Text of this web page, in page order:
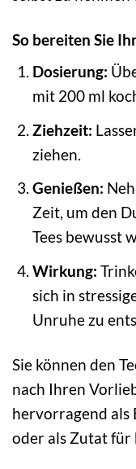
So bereiten Sie
Dosierung:
mit 200 ml
Ziehzeit:
ziehen.
Genießen:
Zeit, um den
Tees bewusst
Wirkung:
sich in
Unruhe zu
Sie können den
nach Ihren
hervorragend als
oder als Zutat für